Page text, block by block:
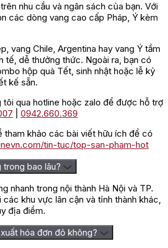
nhu cầu và ngân sách của bạn. Với
các dòng vang cao cấp Pháp, Ý kèm
vang Chile, Argentina hay vang Ý tầm
tế, dễ thưởng thức. Ngoài ra, bạn có
hộp quà Tết, sinh nhật hoặc lễ kỷ
kế sẵn.
tôi qua hotline hoặc zalo để được hỗ trợ
0942.660.369
tham khảo các bài viết hữu ích để có
tin-tuc/top-san-pham-hot
trong bao lâu?
nhanh trong nội thành Hà Nội và TP.
khu vực lân cận và tỉnh thành khác,
địa điểm.
hóa đơn đỏ không?